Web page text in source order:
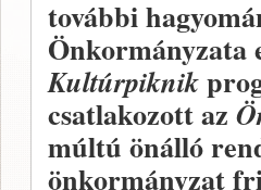
további
Kultúrpiknik
csatlakozott az
múltú önálló
önkormányzat